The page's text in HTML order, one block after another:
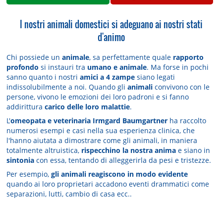
I nostri animali domestici si adeguano ai nostri stati
d'animo
Chi possiede unanimale, sa perfettamente quale rapporto
profondo si instauri tra umano e animale. Ma forse in pochi
sanno quanto i nostriamici a 4 zampe siano legati
indissolubilmente a noi. Quando glianimali convivono con le
persone, vivono le emozioni dei loro padroni e si fanno
addiritturacarico delle loro malattie.
L'omeopata e veterinaria Irmgard Baumgartner ha raccolto
numerosi esempi e casi nella sua esperienza clinica, che
l'hanno aiutata a dimostrare come gli animali, in maniera
totalmente altruistica, rispecchino la nostra anima e siano in
sintonia con essa, tentando di alleggerirla da pesi e tristezze.
Per esempio,gli animali reagiscono in modo evidente
quando ai loro proprietari accadono eventi drammatici come
separazioni, lutti, cambio di casa ecc..